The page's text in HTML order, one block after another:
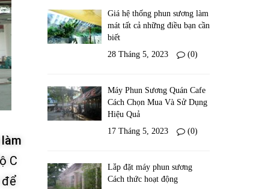
C
để
Giá hệ thống phun sương làm
mát tất cả những điều bạn cần
biết
28 Tháng 5, 2023
(0)
Máy Phun Sương Quán Cafe
Cách Chọn Mua Và Sử Dụng
Hiệu Quả
17 Tháng 5, 2023
(0)
Lắp đặt máy phun sương
Cách thức hoạt động